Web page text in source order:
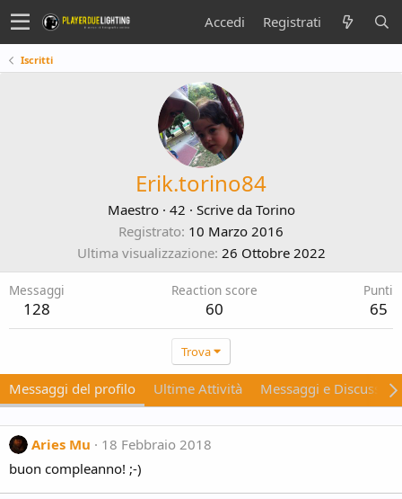
Accedi Registrati
Iscritti
Erik.torino84
Maestro · 42 · Scrive da Torino
Registrato 10 Marzo 2016
Ultima visualizzazione 26 Ottobre 2022
Messaggi
128
Reaction score
60
Punti
65
Trova
Messaggi del profilo Ultime Attività Messaggi e
Aries Mu
18 Febbraio 2018
buon compleanno! ;-)